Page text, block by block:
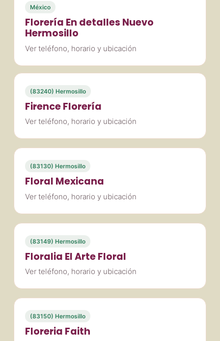
México
Florería En detalles Nuevo
Hermosillo
Ver teléfono, horario y ubicación
(83240) Hermosillo
Firence Florería
Ver teléfono, horario y ubicación
(83130) Hermosillo
Floral Mexicana
Ver teléfono, horario y ubicación
(83149) Hermosillo
Floralia El Arte Floral
Ver teléfono, horario y ubicación
(83150) Hermosillo
Floreria Faith